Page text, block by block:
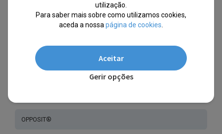
DITA®
OPPOSIT®
utilização.
Para saber mais sobre como utilizamos cookies,
aceda a nossa página de cookies
Aceitar
Gerir opções